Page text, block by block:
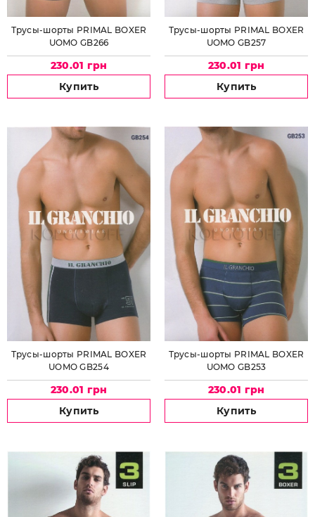
Трусы-шорты PRIMAL BOXER
UOMO GB266
230.01 грн
Купить
Трусы-шорты PRIMAL BOXER
UOMO GB257
230.01 грн
Купить
Трусы-шорты PRIMAL BOXER
UOMO GB254
230.01 грн
Купить
Трусы-шорты PRIMAL BOXER
UOMO GB253
230.01 грн
Купить